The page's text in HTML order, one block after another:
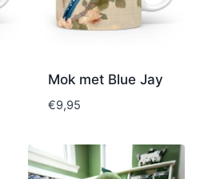
Mok met Blue Jay
€9,95